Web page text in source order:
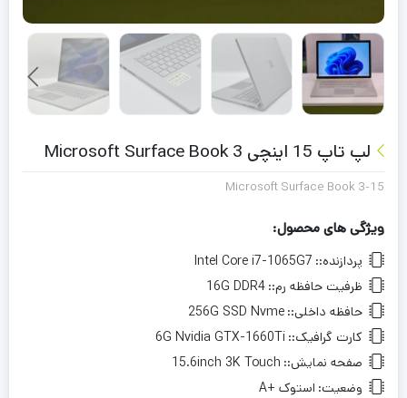
لپ تاپ 15 اینچی Microsoft Surface Book 3
Microsoft Surface Book 3-15
ویژگی های محصول:
پردازنده:: Intel Core i7-1065G7
ظرفیت حافظه رم:: 16G DDR4
حافظه داخلی:: 256G SSD Nvme
کارت گرافیک:: 6G Nvidia GTX-1660Ti
صفحه نمایش:: 15.6inch 3K Touch
وضعیت: استوک +A